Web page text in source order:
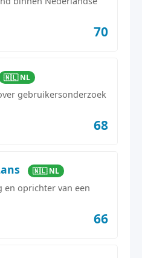
70
🇳🇱 NL
gebruikersonderzoek
68
🇳🇱 NL
en oprichter van een
66